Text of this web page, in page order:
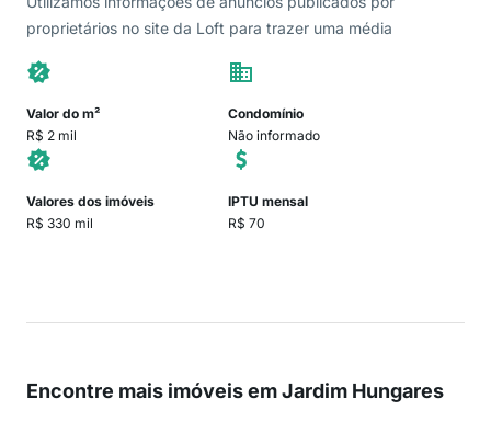
proprietários no site da Loft para trazer uma média
Valor do m²
R$ 2 mil
Condomínio
Não informado
Valores dos imóveis
R$ 330 mil
IPTU mensal
R$ 70
Encontre mais imóveis em Jardim Hungares